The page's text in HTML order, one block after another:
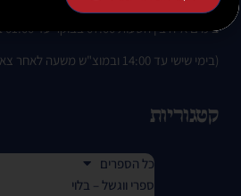
בימים א-ה בין השעות 07:00 בבוקר עד 01:00 בלילה.
(בימי שישי עד 14:00 ובמוצ"ש משעה לאחר צאת השבת)
קטגוריות
כל הספרים
ספרי ווגשל – בלוי